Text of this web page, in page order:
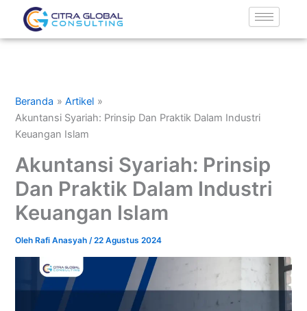
Lewati
konten
Beranda
Artikel
Akuntansi Syariah: Prinsip Dan Praktik Dalam Industri
Keuangan Islam
Akuntansi Syariah: Prinsip
Dan Praktik Dalam Industri
Keuangan Islam
Oleh Rafi Anasyah/22 Agustus 2024